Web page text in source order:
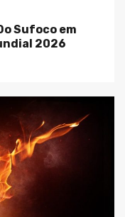
Sufoco em
2026